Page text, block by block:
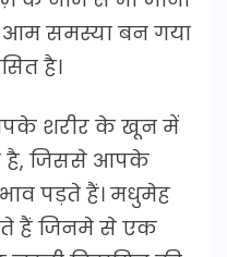
समस्या बन गया
है।
शरीर के खून में
है, जिससे आपके
पड़ते हैं। मधुमेह
हैं जिनमे से एक